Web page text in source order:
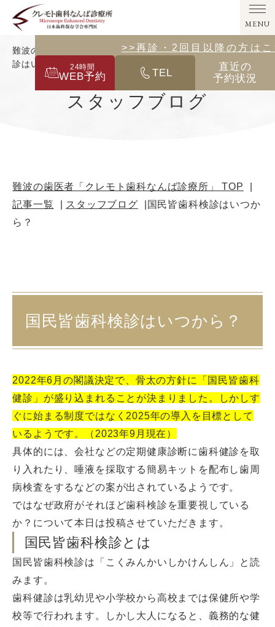
難波の歯医者「クレモト歯科なんば診療所」｜国民皆歯科検
診はいつから？
スタッフブログ
難波の歯医者「クレモト歯科なんば診療所」 TOP
記事一覧
スタッフブログ
国民皆歯科検診はいつか
ら？
国民皆歯科検診はいつから？
2022年6月の閣議決定で、骨太の方針に「国民皆歯科
健診」が盛り込まれることが決まりました。しかしす
ぐに始まる制度ではなく2025年の導入を目標として
いるようです。（2023年9月現在）
具体的には、会社などの定期健康診断に歯科健診を取
り入れたり、唾液を採取する簡易キットを配布し歯周
病検査をするなどの案が出されているようです。
ではなぜ政府がそれほど歯科検診を重要視している
か？について本日は投稿させていただきます。
国民皆歯科検診とは
国民皆歯科検診は「こくみんかいしかけんしん」と読
みます。
歯科健診は乳幼児や小学校から高校までは保健所や学
校等で行われます。しかし大人になると、義務的な健
MENU
WEB予約
24時間 TEL
直近の
予約状況
>>その他の診療メニューは
>>再診・2回目以降の方は